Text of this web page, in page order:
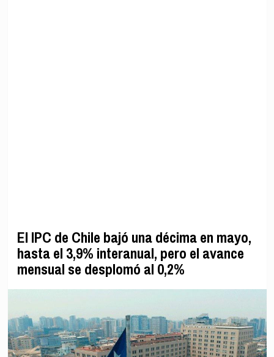
El IPC de Chile bajó una décima en mayo,
hasta el 3,9% interanual, pero el avance
mensual se desplomó al 0,2%